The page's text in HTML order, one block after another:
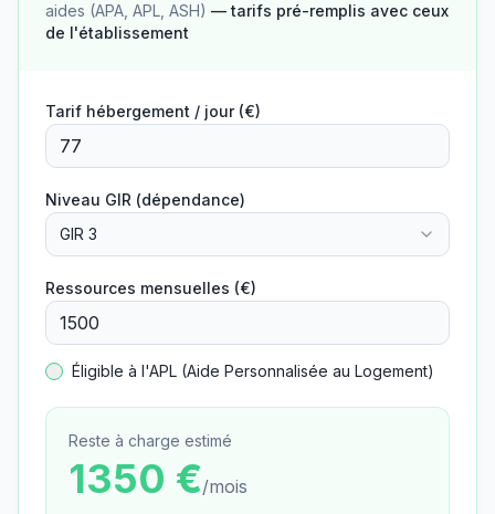
aides (APA, APL, ASH) — tarifs pré-remplis avec ceux
de l'établissement
Tarif hébergement / jour (€)
Niveau GIR (dépendance)
GIR 3
Ressources mensuelles (€)
Éligible à l'APL (Aide Personnalisée au Logement)
Reste à charge estimé
1350 €/mois